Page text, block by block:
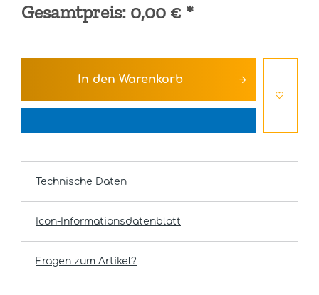
Gesamtpreis: 0,00 € *
In den Warenkorb
Technische Daten
Icon-Informationsdatenblatt
Fragen zum Artikel?